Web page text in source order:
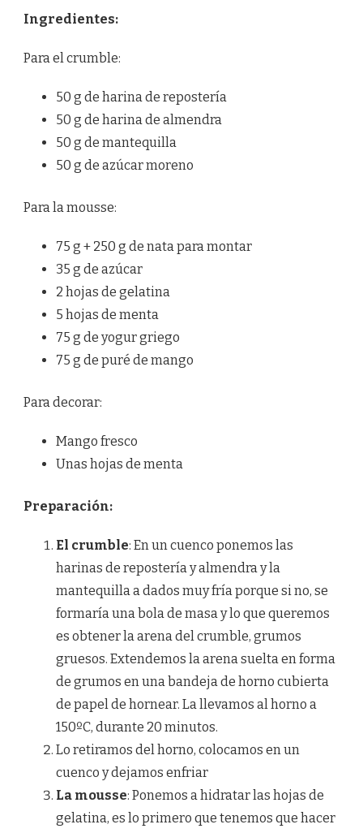
Ingredientes:
Para el crumble:
50 g de harina de repostería
50 g de harina de almendra
50 g de mantequilla
50 g de azúcar moreno
Para la mousse:
75 g + 250 g de nata para montar
35 g de azúcar
2 hojas de gelatina
5 hojas de menta
75 g de yogur griego
75 g de puré de mango
Para decorar:
Mango fresco
Unas hojas de menta
Preparación:
El crumble: En un cuenco ponemos las
harinas de repostería y almendra y la
mantequilla a dados muy fría porque si no, se
formaría una bola de masa y lo que queremos
es obtener la arena del crumble, grumos
gruesos. Extendemos la arena suelta en forma
de grumos en una bandeja de horno cubierta
de papel de hornear. La llevamos al horno a
150ºC, durante 20 minutos.
Lo retiramos del horno, colocamos en un
cuenco y dejamos enfriar
La mousse: Ponemos a hidratar las hojas de
gelatina, es lo primero que tenemos que hacer